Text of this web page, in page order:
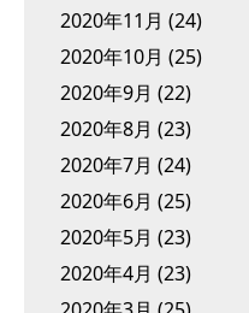
2020年11月 (24)
2020年10月 (25)
2020年9月 (22)
2020年8月 (23)
2020年7月 (24)
2020年6月 (25)
2020年5月 (23)
2020年4月 (23)